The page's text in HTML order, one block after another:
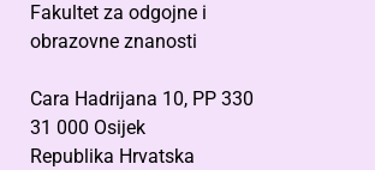
Fakultet za odgojne i
obrazovne znanosti
Cara Hadrijana 10, PP 330
31 000 Osijek
Republika Hrvatska